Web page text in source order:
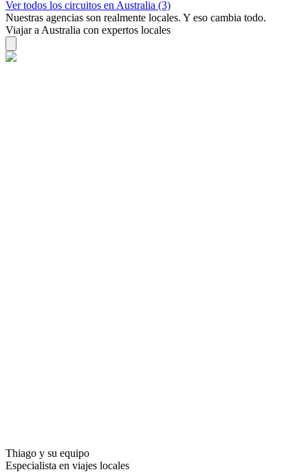
Ver todos los circuitos en Australia (3)
Nuestras agencias son realmente locales. Y eso cambia todo.
Viajar a Australia con expertos locales
Thiago y su equipo
Especialista en viajes locales